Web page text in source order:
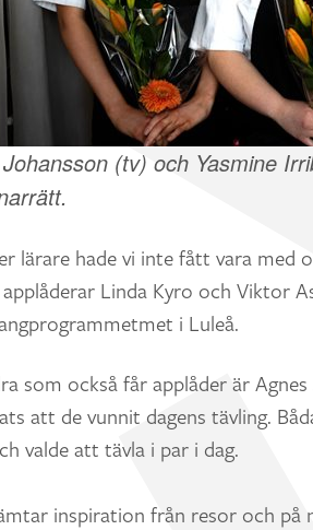
(tv) och Yasmine
lärare hade vi inte fått vara med
applåderar Linda Kyro och Viktor
i Luleå.
som också får applåder är
att de vunnit dagens tävling.
valde att tävla i par i dag.
inspiration från resor och på